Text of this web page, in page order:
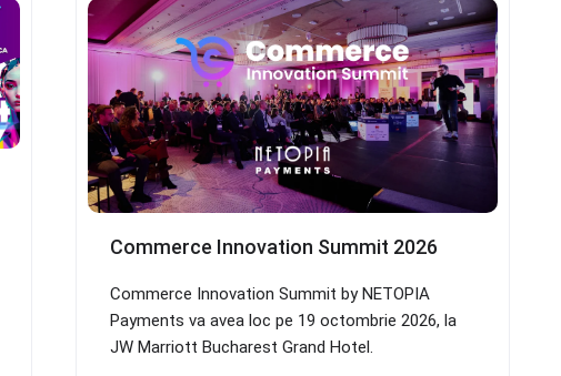
Commerce Innovation Summit 2026
Commerce Innovation Summit by NETOPIA
Payments va avea loc pe 19 octombrie 2026, la
JW Marriott Bucharest Grand Hotel.